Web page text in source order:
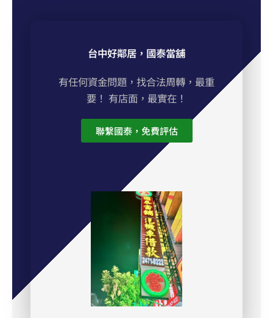
台中好鄰居，國泰當舖
有任何資金問題，找合法周轉，最重
要！ 有店面，最實在！
聯繫國泰，免費評估